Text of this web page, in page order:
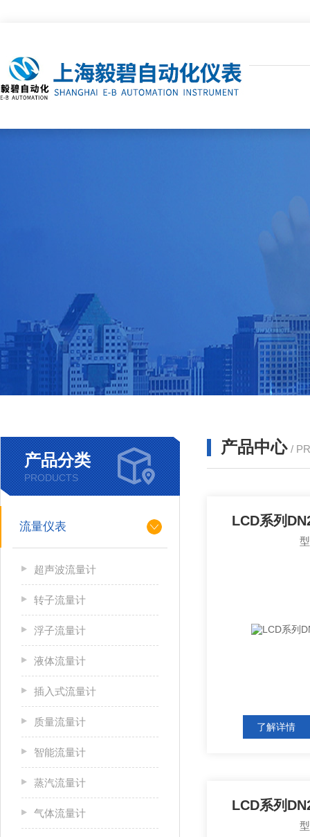
产品分类
PRODUCTS
流量仪表
超声波流量计
转子流量计
浮子流量计
液体流量计
插入式流量计
质量流量计
智能流量计
蒸汽流量计
气体流量计
产品中心 /
LCD系列
了解详情
LCD系列